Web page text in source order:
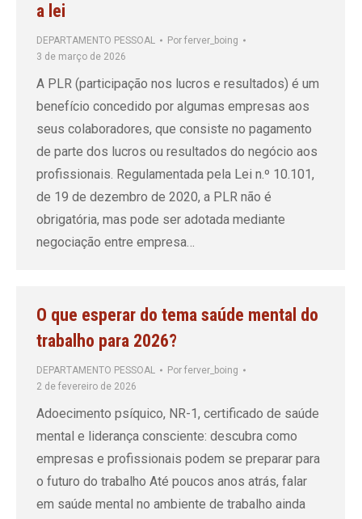
a lei
DEPARTAMENTO PESSOAL Por ferver_boing
3 de março de 2026
A PLR (participação nos lucros e resultados) é um
benefício concedido por algumas empresas aos
seus colaboradores, que consiste no pagamento
de parte dos lucros ou resultados do negócio aos
profissionais. Regulamentada pela Lei n.º 10.101,
de 19 de dezembro de 2020, a PLR não é
obrigatória, mas pode ser adotada mediante
negociação entre empresa…
O que esperar do tema saúde mental do
trabalho para 2026?
DEPARTAMENTO PESSOAL Por ferver_boing
2 de fevereiro de 2026
Adoecimento psíquico, NR-1, certificado de saúde
mental e liderança consciente: descubra como
empresas e profissionais podem se preparar para
o futuro do trabalho Até poucos anos atrás, falar
em saúde mental no ambiente de trabalho ainda